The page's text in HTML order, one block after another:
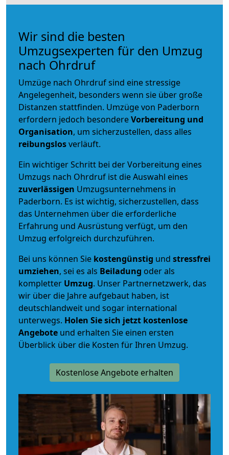
Wir sind die besten
Umzugsexperten für den Umzug
nach Ohrdruf
Umzüge nach Ohrdruf sind eine stressige
Angelegenheit, besonders wenn sie über große
Distanzen stattfinden. Umzüge von Paderborn
erfordern jedoch besondereVorbereitung und
Organisation, um sicherzustellen, dass alles
reibungslosverläuft.
Ein wichtiger Schritt bei der Vorbereitung eines
Umzugs nach Ohrdruf ist die Auswahl eines
zuverlässigen Umzugsunternehmens in
Paderborn. Es ist wichtig, sicherzustellen, dass
das Unternehmen über die erforderliche
Erfahrung und Ausrüstung verfügt, um den
Umzug erfolgreich durchzuführen.
Bei uns können Sie kostengünstig und stressfrei
umziehen, sei es als Beiladung oder als
kompletter Umzug. Unser Partnernetzwerk, das
wir über die Jahre aufgebaut haben, ist
deutschlandweit und sogar international
unterwegs. Holen Sie sich jetzt kostenlose
Angebote und erhalten Sie einen ersten
Überblick über die Kosten für Ihren Umzug.
Kostenlose Angebote erhalten